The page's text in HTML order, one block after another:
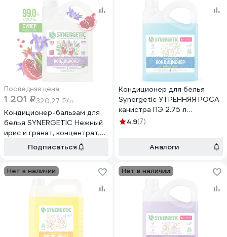
Последняя цена
1 201 ₽320.27 ₽/л
Кондиционер-бальзам для
белья SYNERGETIC Нежный
ирис и гранат, концентрат,
3.75 л 608025
Подписаться
Кондиционер для белья
Synergetic УТРЕННЯЯ РОСА
канистра ПЭ 2.75 л
4623722339829 110276
4.9(7)
Аналоги
Нет в наличии Нет в наличии